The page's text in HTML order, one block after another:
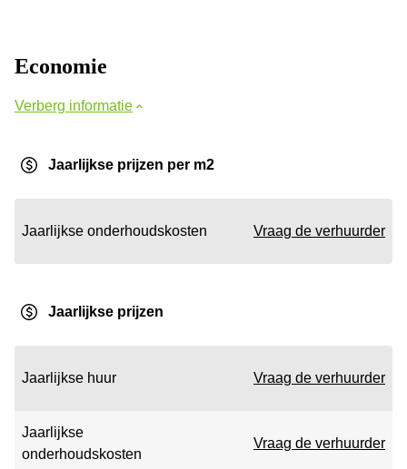
Economie
Verberg informatie
Jaarlijkse prijzen per m2
Jaarlijkse onderhoudskosten Vraag de verhuurder
Jaarlijkse prijzen
Jaarlijkse huur Vraag de verhuurder
Jaarlijkse
onderhoudskosten
Vraag de verhuurder